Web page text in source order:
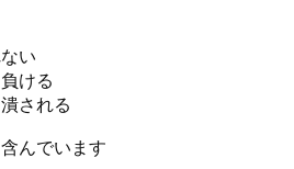
い
ける
される
んでいます